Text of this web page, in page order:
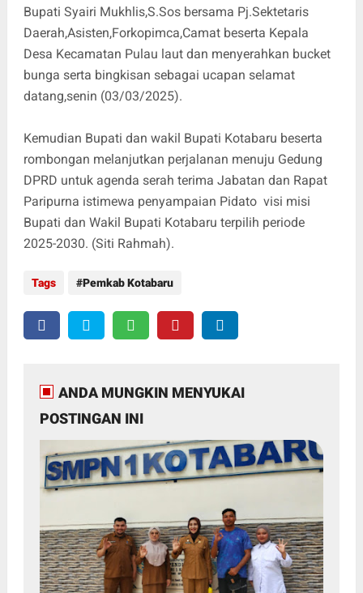
Bupati Syairi Mukhlis,S.Sos bersama Pj.Sektetaris
Daerah,Asisten,Forkopimca,Camat beserta Kepala
Desa Kecamatan Pulau laut dan menyerahkan bucket
bunga serta bingkisan sebagai ucapan selamat
datang,senin (03/03/2025).
Kemudian Bupati dan wakil Bupati Kotabaru beserta
rombongan melanjutkan perjalanan menuju Gedung
DPRD untuk agenda serah terima Jabatan dan Rapat
Paripurna istimewa penyampaian Pidato visi misi
Bupati dan Wakil Bupati Kotabaru terpilih periode
2025-2030. (Siti Rahmah).
Tags Pemkab Kotabaru
ANDA MUNGKIN MENYUKAI
POSTINGAN INI